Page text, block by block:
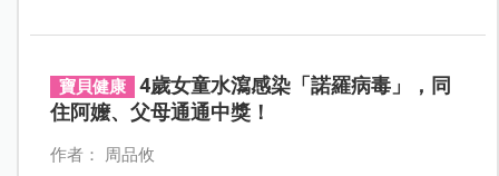
寶貝健康
4歲女童水瀉感染「諾羅病毒」，同
住阿嬤、父母通通中獎！
作者： 周品攸